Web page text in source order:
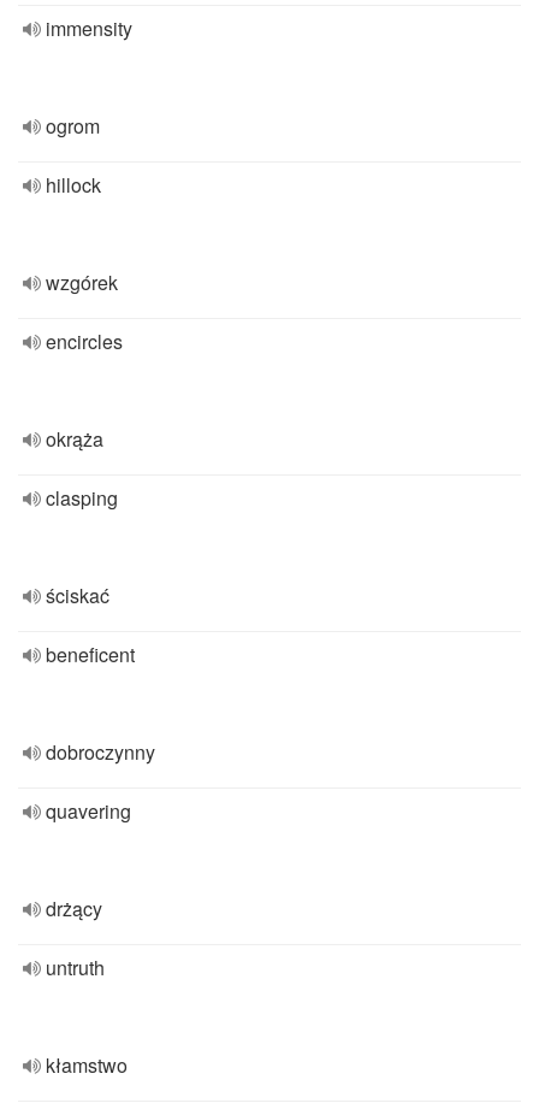
immensity
ogrom
hillock
wzgórek
encircles
okrąża
clasping
ściskać
beneficent
dobroczynny
quavering
drżący
untruth
kłamstwo